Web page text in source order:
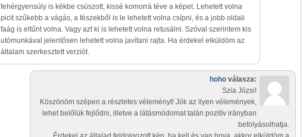
fehérgyensúly is kékbe csúszott, kissé komorrá téve a képet. Lehetett volna
picit szűkebb a vágás, a fészekből is le lehetett volna csípni, és a jobb oldali
faág is eltűnt volna. Vagy azt ki is lehetett volna retusálni. Szóval szerintem kis
utómunkával jelentősen lehetett volna javítani rajta. Ha érdekel elküldöm az
általam szerkesztett verziót.
hoho válasza:
Szia Józsi!
Köszönöm szépen a részletes véleményt! Jók az ilyen vélemények,
lehet belőlük fejlődni, illetve a látásmódomat talán pozitív irányban
befolyásolhatja.